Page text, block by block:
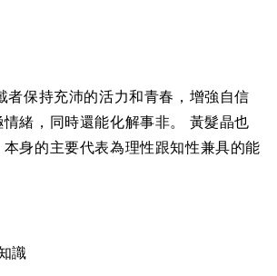
者保持充沛的活力和青春，增強自信
緒，同時還能化解事非。 黃髮晶也
本身的主要代表為理性跟知性兼具的能
識